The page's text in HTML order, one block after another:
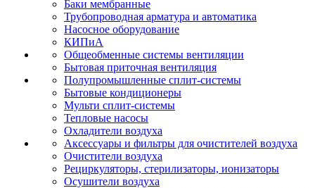
Баки мембранные
Трубопроводная арматура и автоматика
Насосное оборудование
КИПиА
Общеобменные системы вентиляции
Бытовая приточная вентиляция
Полупромышленные сплит-системы
Бытовые кондиционеры
Мульти сплит-системы
Тепловые насосы
Охладители воздуха
Аксессуары и фильтры для очистителей воздуха
Очистители воздуха
Рециркуляторы, стерилизаторы, ионизаторы
Осушители воздуха